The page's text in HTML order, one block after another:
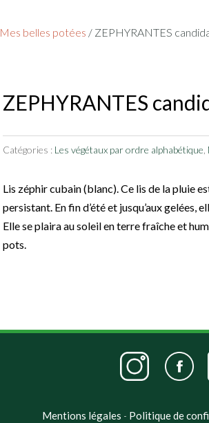
Mes belles potées / ZEPHYRANTES
ZEPHYRANTES
Catégories : Les végétaux par ordre alphabétique
Lis zéphir cubain (blanc). Ce lis de la pluie
persistant. En fin d’été et jusqu’aux gelées,
Elle se plaira au soleil en terre fraîche et
pots.
Mentions légales - Politique de